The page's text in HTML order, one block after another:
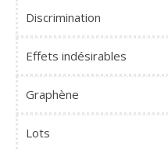
Discrimination
Effets indésirables
Graphène
Lots